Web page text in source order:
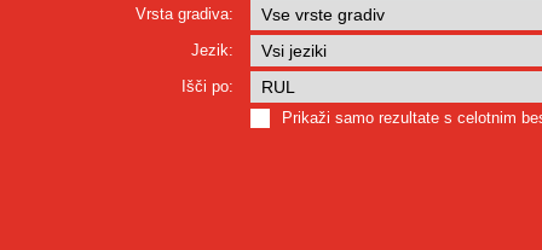
Vrsta gradiva:
Jezik:
Išči po:
Prikaži samo rezultate s celotnim